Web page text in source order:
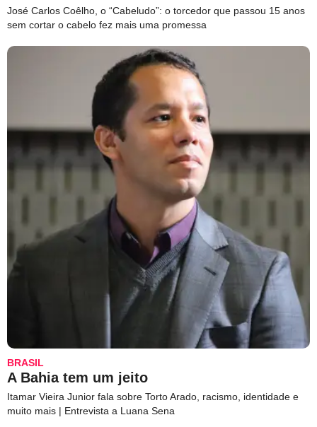
José Carlos Coêlho, o “Cabeludo”: o torcedor que passou 15 anos
sem cortar o cabelo fez mais uma promessa
BRASIL
A Bahia tem um jeito
Itamar Vieira Junior fala sobre Torto Arado, racismo, identidade e
muito mais | Entrevista a Luana Sena